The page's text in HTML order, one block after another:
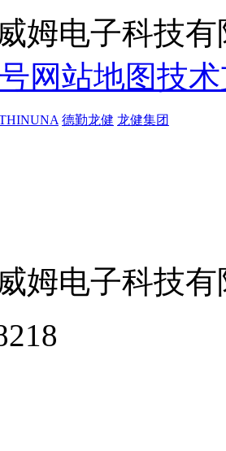
姆电子科技
网站地图技
德勤龙健 龙健集团
姆电子科技